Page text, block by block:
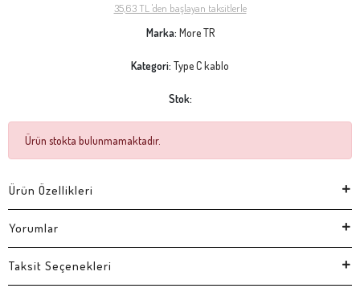
35,63 TL 'den başlayan taksitlerle
Marka: More TR
Kategori: Type C kablo
Stok:
Ürün stokta bulunmamaktadır.
Ürün Özellikleri
Yorumlar
Taksit Seçenekleri